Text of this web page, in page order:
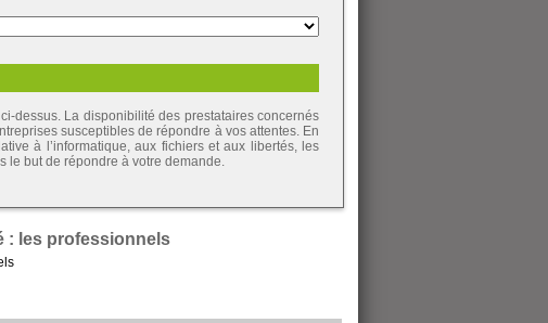
dessus. La disponibilité des prestataires concernés
susceptibles de répondre à vos attentes. En
à l’informatique, aux fichiers et aux libertés, les
le but de répondre à votre demande.
: les professionnels